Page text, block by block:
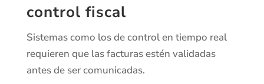
control fiscal
Sistemas como los de control en tiempo real
requieren que las facturas estén validadas
antes de ser comunicadas.